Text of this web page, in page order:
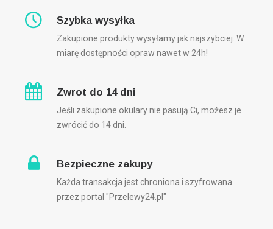
Szybka wysyłka
Zakupione produkty wysyłamy jak najszybciej. W
miarę dostępności opraw nawet w 24h!
Zwrot do 14 dni
Jeśli zakupione okulary nie pasują Ci, możesz je
zwrócić do 14 dni.
Bezpieczne zakupy
Każda transakcja jest chroniona i szyfrowana
przez portal "Przelewy24.pl"